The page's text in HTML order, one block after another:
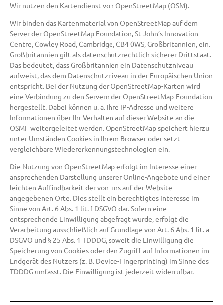
Wir nutzen den Kartendienst von OpenStreetMap (OSM).
Wir binden das Kartenmaterial von OpenStreetMap auf dem
Server der OpenStreetMap Foundation, St John’s Innovation
Centre, Cowley Road, Cambridge, CB4 0WS, Großbritannien, ein.
Großbritannien gilt als datenschutzrechtlich sicherer Drittstaat.
Das bedeutet, dass Großbritannien ein Datenschutzniveau
aufweist, das dem Datenschutzniveau in der Europäischen Union
entspricht. Bei der Nutzung der OpenStreetMap-Karten wird
eine Verbindung zu den Servern der OpenStreetMap-Foundation
hergestellt. Dabei können u. a. Ihre IP-Adresse und weitere
Informationen über Ihr Verhalten auf dieser Website an die
OSMF weitergeleitet werden. OpenStreetMap speichert hierzu
unter Umständen Cookies in Ihrem Browser oder setzt
vergleichbare Wiedererkennungstechnologien ein.
Die Nutzung von OpenStreetMap erfolgt im Interesse einer
ansprechenden Darstellung unserer Online-Angebote und einer
leichten Auffindbarkeit der von uns auf der Website
angegebenen Orte. Dies stellt ein berechtigtes Interesse im
Sinne von Art. 6 Abs. 1 lit. f DSGVO dar. Sofern eine
entsprechende Einwilligung abgefragt wurde, erfolgt die
Verarbeitung ausschließlich auf Grundlage von Art. 6 Abs. 1 lit. a
DSGVO und § 25 Abs. 1 TDDDG, soweit die Einwilligung die
Speicherung von Cookies oder den Zugriff auf Informationen im
Endgerät des Nutzers (z. B. Device-Fingerprinting) im Sinne des
TDDDG umfasst. Die Einwilligung ist jederzeit widerrufbar.